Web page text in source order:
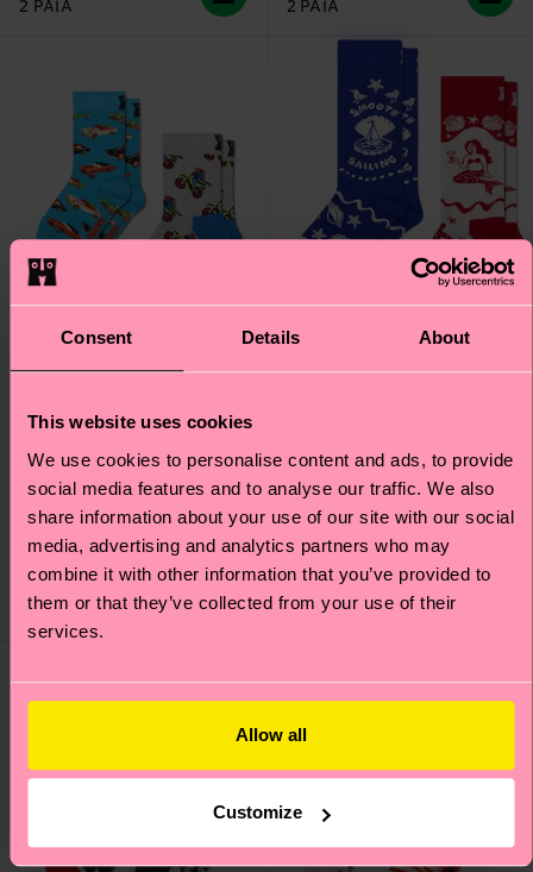
Consent Details About
This website uses cookies
We use cookies to personalise content and ads, to provide
social media features and to analyse our traffic. We also
share information about your use of our site with our social
media, advertising and analytics partners who may
combine it with other information that you’ve provided to
them or that they’ve collected from your use of their
services.
Allow all
Customize
2 PAIA
2 PAIA
Kids 2-Pack Car Socks
12 €
POCHI RIMASTI
RISPARMIA MIN.
15% SUI PACCHI DA
2 PAIA
2-Pack Smooth Sailing
Socks
25 €
DISPONIBILE
RISPARMIA MIN.
15% SUI PACCHI DA
2 PAIA